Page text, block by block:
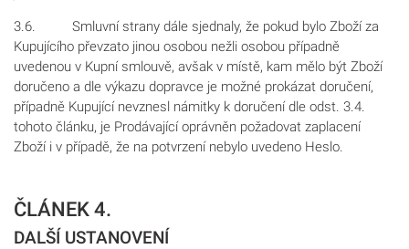
3.6. Smluvní strany dále sjednaly, že pokud bylo Zboží za
Kupujícího převzato jinou osobou nežli osobou případně
uvedenou v Kupní smlouvě, avšak v místě, kam mělo být Zboží
doručeno a dle výkazu dopravce je možné prokázat doručení,
případně Kupující nevznesl námitky k doručení dle odst. 3.4.
tohoto článku, je Prodávající oprávněn požadovat zaplacení
Zboží i v případě, že na potvrzení nebylo uvedeno Heslo.
ČLÁNEK 4.
DALŠÍ USTANOVENÍ